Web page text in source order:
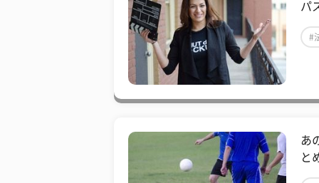
パ
#
あ
と